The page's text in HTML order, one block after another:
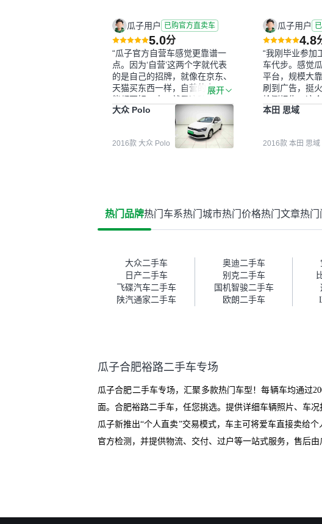
瓜子用户 已购官方直卖车
5.0分
“瓜子官方自营车感觉更靠谱一
点。因为‘自营’这两个字就代表
的是自己的招牌，就像在京东、
天猫买东西一样，自营的东西可
能都要好一点。就是这种刻板印
象吧。一开始买二手车的时候，
我确实有担心过事故车、泡水车
这些问题。瓜子的检测报告其实
并不能完全打消顾虑，因为我也
果跟你们的报告是符合的，所以
这次车况没问题。购车流程挺快
车。去之前我提前跟交接人员说
好，到了之后要当着我的面再做
一次复检，你们也安排了师傅，
服务可以，速度很快。体验下来
自营车的感觉是要比个人车好一
我协商，主动权在平台手里。”
展开
大众 Polo
2016款 大众 Polo
瓜子用户
4.8
“我刚毕业参加
车代步。感觉
平台，规模大
刷到广告，挺
检测报告，这
外面买车全凭
买。我买了本
户次数少，公
格比我心理预
价格比车商那
本田 思域
2016款 本田 思域
热门品牌热门车系热门城市热门价格热门文章热门
大众二手车 奥迪二手车
日产二手车
别克二手车
飞碟汽车二手车
国机智骏二手车
陕汽通家二手车
欧朗二手车
瓜子合肥裕路二手车专场
瓜子合肥二手车专场，汇聚多款热门车型！每辆车均通过
面。合肥裕路二手车，任您挑选。提供详细车辆照片、车
瓜子新推出“个人直卖”交易模式，车主可将爱车直接卖给
官方检测，并提供物流、交付、过户等一站式服务，售后由